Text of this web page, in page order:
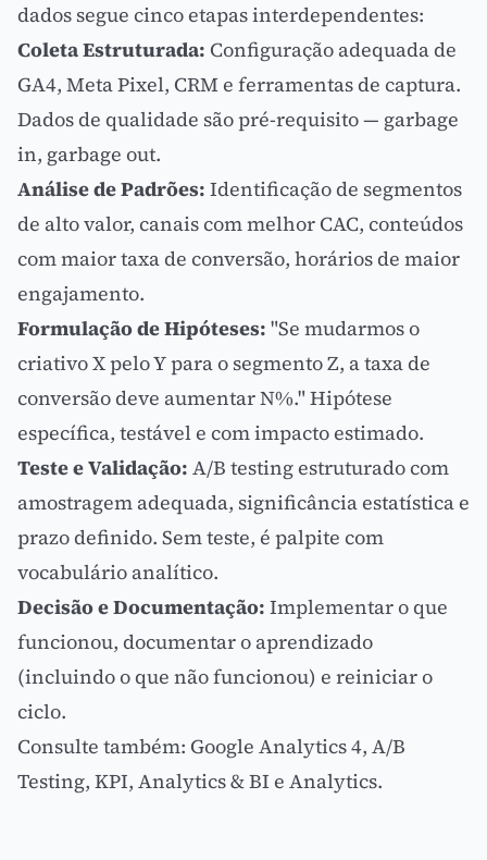
dados segue cinco etapas interdependentes:
Coleta Estruturada: Configuração adequada de
GA4, Meta Pixel, CRM e ferramentas de captura.
Dados de qualidade são pré-requisito — garbage
in, garbage out.
Análise de Padrões: Identificação de segmentos
de alto valor, canais com melhor CAC, conteúdos
com maior taxa de conversão, horários de maior
engajamento.
Formulação de Hipóteses: "Se mudarmos o
criativo X pelo Y para o segmento Z, a taxa de
conversão deve aumentar N%." Hipótese
específica, testável e com impacto estimado.
Teste e Validação: A/B testing estruturado com
amostragem adequada, significância estatística e
prazo definido. Sem teste, é palpite com
vocabulário analítico.
Decisão e Documentação: Implementar o que
funcionou, documentar o aprendizado
(incluindo o que não funcionou) e reiniciar o
ciclo.
Consulte também: Google Analytics 4, A/B
Testing, KPI, Analytics & BI e Analytics.